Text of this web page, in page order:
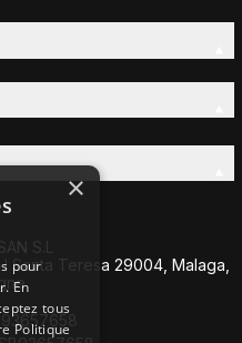
S.L
Santa Teresa 29004, Malaga,
×
pour
En
tous
Politique